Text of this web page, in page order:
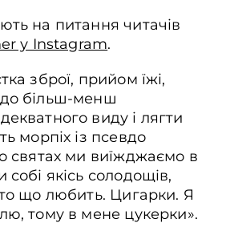
на питання читачів
у Instagram.
зброї, прийом їжі,
більш-менш
виду і лягти
морпіх із псевдо
святах ми виїжджаємо в
собі якісь солодощів,
що любить. Цигарки. Я
тому в мене цукерки».